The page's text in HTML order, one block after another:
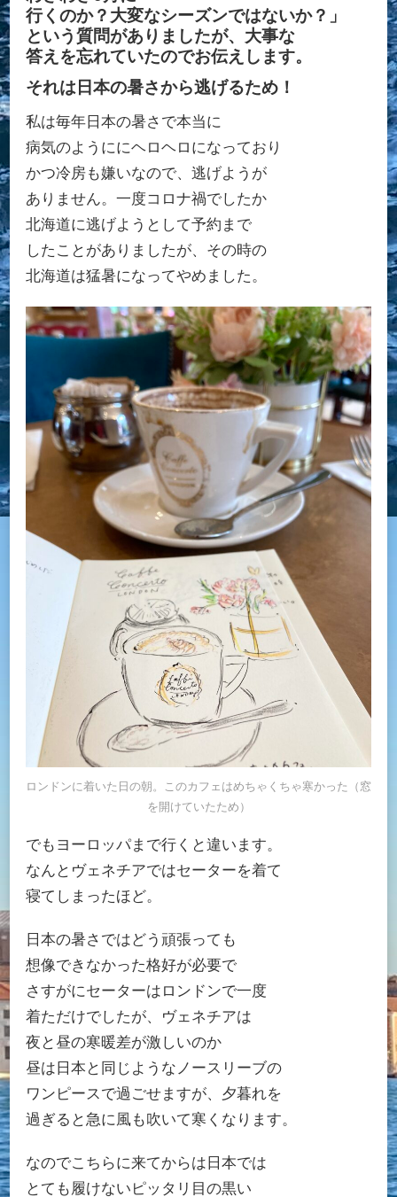
行くのか？大変なシーズンではないか？」
という質問がありましたが、大事な
答えを忘れていたのでお伝えします。
それは日本の暑さから逃げるため！
私は毎年日本の暑さで本当に
病気のようににヘロヘロになっており
かつ冷房も嫌いなので、逃げようが
ありません。一度コロナ禍でしたか
北海道に逃げようとして予約まで
したことがありましたが、その時の
北海道は猛暑になってやめました。
ロンドンに着いた日の朝。このカフェはめちゃくちゃ寒かった（窓
を開けていたため）
でもヨーロッパまで行くと違います。
なんとヴェネチアではセーターを着て
寝てしまったほど。
日本の暑さではどう頑張っても
想像できなかった格好が必要で
さすがにセーターはロンドンで一度
着ただけでしたが、ヴェネチアは
夜と昼の寒暖差が激しいのか
昼は日本と同じようなノースリーブの
ワンピースで過ごせますが、夕暮れを
過ぎると急に風も吹いて寒くなります。
なのでこちらに来てからは日本では
とても履けないピッタリ目の黒い